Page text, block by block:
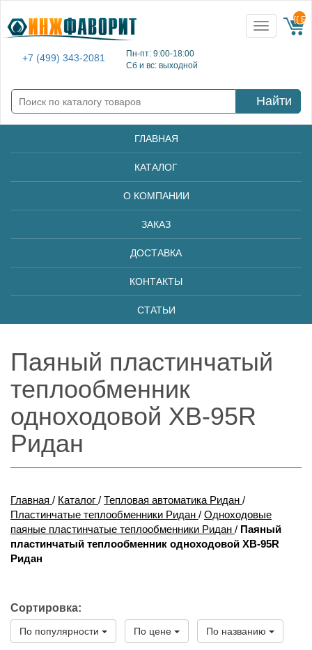
+7 (499) 343-2081
Пн-пт: 9:00-18:00
Сб и вс: выходной
Toggle
navigation
{{
Найти
ГЛАВНАЯ
КАТАЛОГ
О КОМПАНИИ
ЗАКАЗ
ДОСТАВКА
КОНТАКТЫ
СТАТЬИ
Паяный пластинчатый
теплообменник
одноходовой XB-95R
Ридан
Главная / Каталог / Тепловая автоматика Ридан /
Пластинчатые теплообменники Ридан / Одноходовые
паяные пластинчатые теплообменники Ридан / Паяный
пластинчатый теплообменник одноходовой XB-95R
Ридан
Сортировка:
По популярности По цене По названию